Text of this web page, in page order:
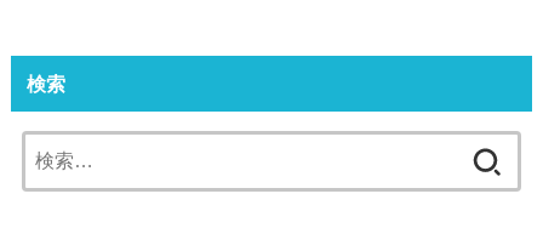
検索
索: